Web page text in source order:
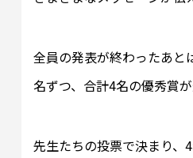
全員の発表が終わったあと
名ずつ、合計4名の優秀賞
先生たちの投票で決まり、